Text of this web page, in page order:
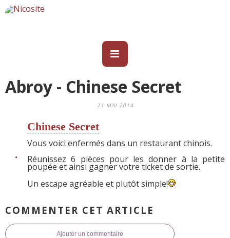
Abroy - Chinese Secret
21 MAI 2014
Chinese Secret
Vous voici enfermés dans un restaurant chinois.
Réunissez 6 pièces pour les donner à la petite
poupée et ainsi gagner votre ticket de sortie.
Un escape agréable et plutôt simple!
COMMENTER CET ARTICLE
Ajouter un commentaire